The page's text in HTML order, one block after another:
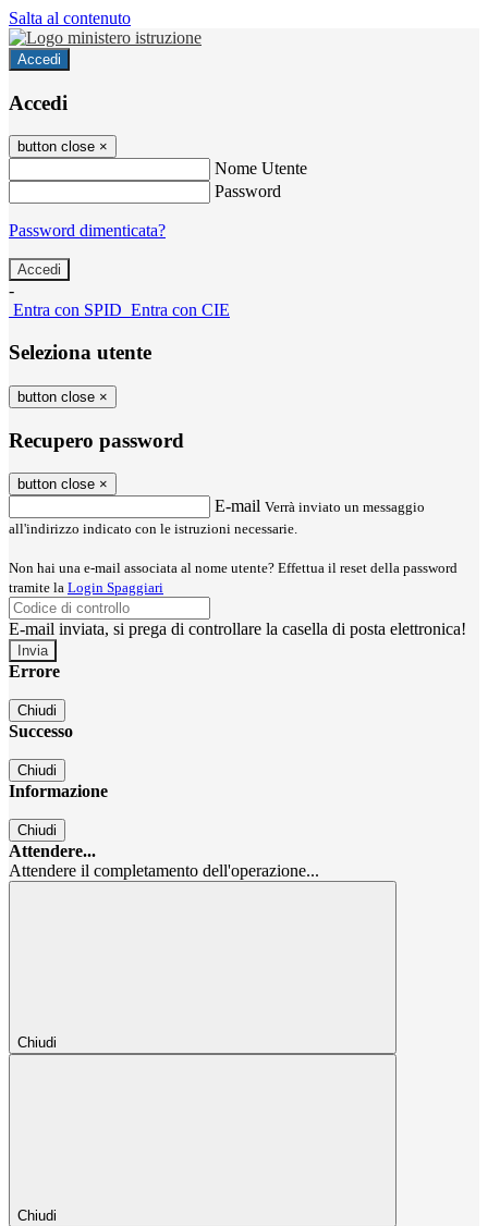
Salta al contenuto
Accedi
Accedi
button close ×
Nome Utente
Password
Password dimenticata?
-
Entra con SPID Entra con CIE
Seleziona utente
button close ×
Recupero password
button close ×
E-mail Verrà inviato un messaggio
all'indirizzo indicato con le istruzioni necessarie.
Non hai una e-mail associata al nome utente? Effettua il reset della password
tramite la Login Spaggiari
E-mail inviata, si prega di controllare la casella di posta elettronica!
Errore
Chiudi
Successo
Chiudi
Informazione
Chiudi
Attendere...
Attendere il completamento dell'operazione...
Chiudi
Chiudi